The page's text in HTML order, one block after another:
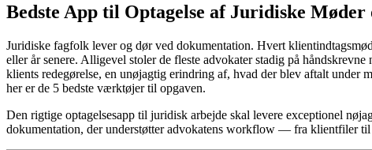
Bedste App til Optagelse af Juridiske
Juridiske fagfolk lever og dør ved dokumentation. Hvert
eller år senere. Alligevel stoler de fleste advokater stadig på
klients redegørelse, en unøjagtig erindring af, hvad der blev aftalt under
her er de 5 bedste værktøjer til opgaven.
Den rigtige optagelsesapp til juridisk arbejde skal levere exceptionel
dokumentation, der understøtter advokatens workflow — fra klientfiler til